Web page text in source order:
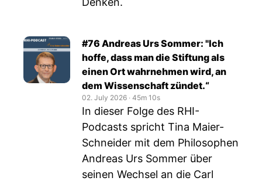
#76 Andreas Urs Sommer: "Ich
hoffe, dass man die Stiftung als
einen Ort wahrnehmen wird, an
dem Wissenschaft zündet.“
02. July 2026 ‧ 45m 10s
In dieser Folge des RHI-
Podcasts spricht Tina Maier-
Schneider mit dem Philosophen
Andreas Urs Sommer über
seinen Wechsel an die Carl